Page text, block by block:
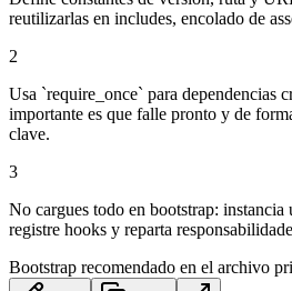
reutilizarlas en includes, encolado de
2
Usa `require_once` para dependencias
importante es que falle pronto y de
clave.
3
No cargues todo en bootstrap: instancia
registre hooks y reparta
Bootstrap recomendado en el archivo